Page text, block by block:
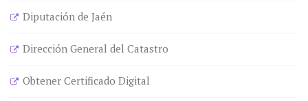
Diputación de Jaén
Dirección General del Catastro
Obtener Certificado Digital